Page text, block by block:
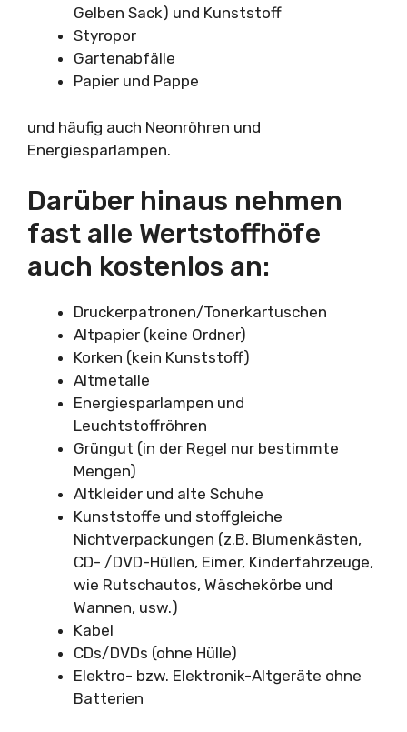
Gelben Sack) und Kunststoff
Styropor
Gartenabfälle
Papier und Pappe
und häufig auch Neonröhren und
Energiesparlampen.
Darüber hinaus nehmen
fast alle Wertstoffhöfe
auch kostenlos an:
Druckerpatronen/Tonerkartuschen
Altpapier (keine Ordner)
Korken (kein Kunststoff)
Altmetalle
Energiesparlampen und
Leuchtstoffröhren
Grüngut (in der Regel nur bestimmte
Mengen)
Altkleider und alte Schuhe
Kunststoffe und stoffgleiche
Nichtverpackungen (z.B. Blumenkästen,
CD- /DVD-Hüllen, Eimer, Kinderfahrzeuge,
wie Rutschautos, Wäschekörbe und
Wannen, usw.)
Kabel
CDs/DVDs (ohne Hülle)
Elektro- bzw. Elektronik-Altgeräte ohne
Batterien